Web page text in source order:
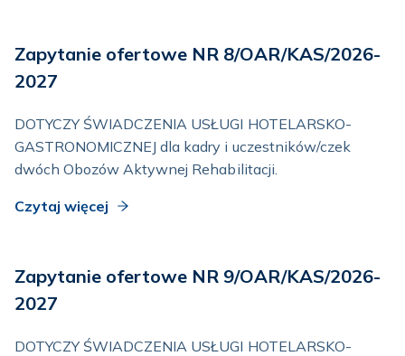
Zapytanie ofertowe NR 8/OAR/KAS/2026-
2027
DOTYCZY ŚWIADCZENIA USŁUGI HOTELARSKO-
GASTRONOMICZNEJ dla kadry i uczestników/czek
dwóch Obozów Aktywnej Rehabilitacji.
Czytaj więcej
Zapytanie ofertowe NR 9/OAR/KAS/2026-
2027
DOTYCZY ŚWIADCZENIA USŁUGI HOTELARSKO-